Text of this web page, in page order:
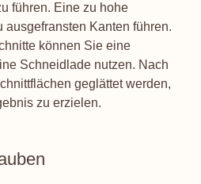
führen. Eine zu hohe
Kanten führen.
können Sie eine
Schneidlade nutzen. Nach
geglättet werden,
zu erzielen.